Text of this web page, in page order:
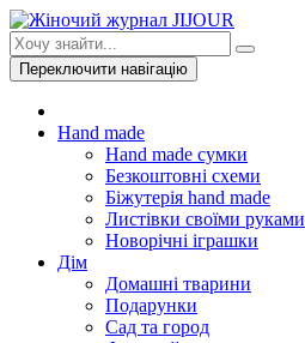
Переключити навігацію
Hand made
Hand made сумки
Безкоштовні схеми
Біжутерія hand made
Листівки своїми руками
Новорічні іграшки
Дім
Домашні тварини
Подарунки
Сад та город